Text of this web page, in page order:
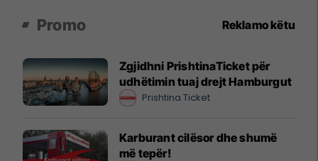
Promo Reklamo këtu
Zgjidhni PrishtinaTicket për
udhëtimin tuaj drejt Hamburgut
Prishtina Ticket
Karburant cilësor dhe shumë
më tepër!